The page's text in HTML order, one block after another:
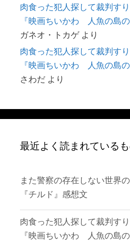
肉食った犯人探して裁判す
『映画ちいかわ 人魚の島
ガネオ・トカゲより
肉食った犯人探して裁判す
『映画ちいかわ 人魚の島
さわだ より
最近よく読まれている
また警察の存在しない世界
『チルド』感想文
肉食った犯人探して裁判す
『映画ちいかわ 人魚の島